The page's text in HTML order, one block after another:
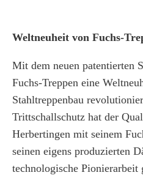
Weltneuheit von Fuchs-
Mit dem neuen patentierten
Fuchs-Treppen eine
Stahltreppenbau
Trittschallschutz hat der
Herbertingen mit seinem
seinen eigens produzierten
technologische Pionierarbeit